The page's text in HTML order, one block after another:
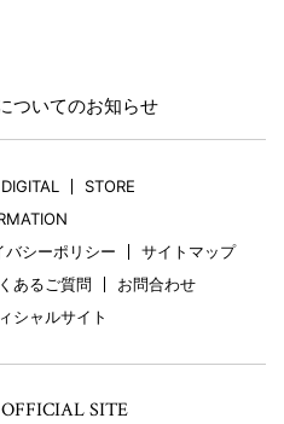
ついてのお知らせ
DIGITAL
STORE
バシーポリシー
サイトマップ
あるご質問
お問合わせ
シャルサイト
SITE